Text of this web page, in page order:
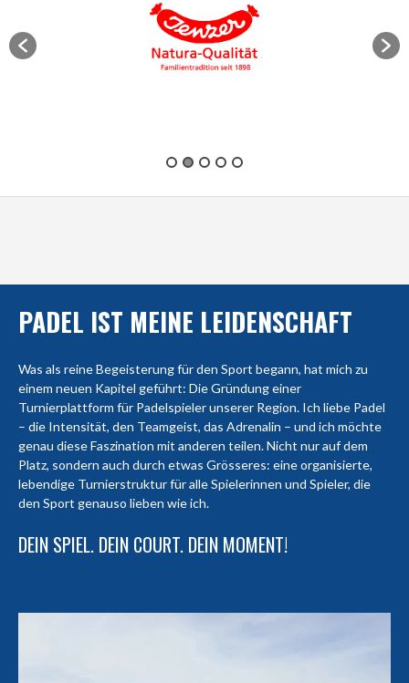
PADEL IST MEINE LEIDENSCHAFT
Was als reine Begeisterung für den Sport begann, hat mich zu
einem neuen Kapitel geführt: Die Gründung einer
Turnierplattform für Padelspieler unserer Region. Ich liebe Padel
– die Intensität, den Teamgeist, das Adrenalin – und ich möchte
genau diese Faszination mit anderen teilen. Nicht nur auf dem
Platz, sondern auch durch etwas Grösseres: eine organisierte,
lebendige Turnierstruktur für alle Spielerinnen und Spieler, die
den Sport genauso lieben wie ich.
DEIN SPIEL. DEIN COURT. DEIN MOMENT!